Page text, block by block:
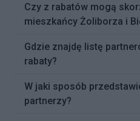
Czy z rabatów mogą
mieszkańcy Żoliborza i
Gdzie znajdę listę
rabaty?
W jaki sposób
partnerzy?